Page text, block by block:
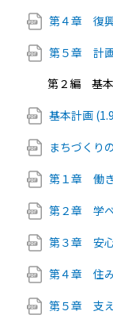
第４章 復
第５章 計
第２編 基
基本計画
まちづくり
第１章 働
第２章 学べ
第３章 安心
第４章 住
第５章 支え